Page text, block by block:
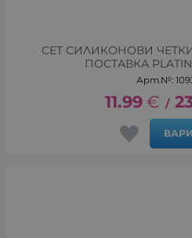
СЕТ СИЛИКОНОВИ
ПОСТАВКА
Арт.№:
11.99 € /